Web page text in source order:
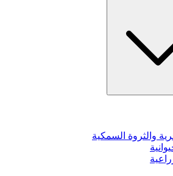
والثروة السمكية